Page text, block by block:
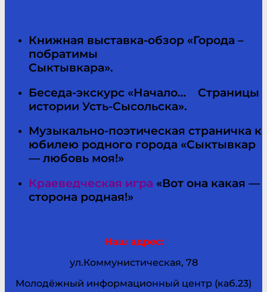
Книжная выставка-обзор «Города –
побратимы
Сыктывкара».
Беседа-экскурс «Начало… Страницы
истории Усть-Сысольска».
Музыкально-поэтическая страничка к
юбилею родного города «Сыктывкар
— любовь моя!»
Краеведческая игра «Вот она какая —
сторона родная!»
Наш адрес:
ул.Коммунистическая, 78
Молодёжный информационный центр (каб.23)